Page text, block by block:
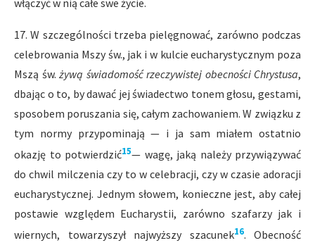
17. W szczególności trzeba pielęgnować, zarówno podczas
celebrowania Mszy św., jak i w kulcie eucharystycznym poza
Mszą św. żywą świadomość rzeczywistej obecności Chrystusa,
dbając o to, by dawać jej świadectwo tonem głosu, gestami,
sposobem poruszania się, całym zachowaniem. W związku z
tym normy przypominają — i ja sam miałem ostatnio
okazję to potwierdzić15— wagę, jaką należy przywiązywać
do chwil milczenia czy to w celebracji, czy w czasie adoracji
eucharystycznej. Jednym słowem, konieczne jest, aby całej
postawie względem Eucharystii, zarówno szafarzy jak i
wiernych, towarzyszył najwyższy szacunek16. Obecność